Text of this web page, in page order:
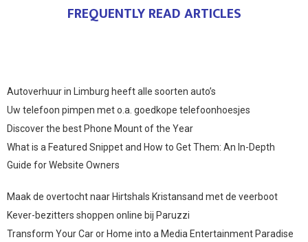
FREQUENTLY READ ARTICLES
Autoverhuur in Limburg heeft alle soorten auto’s
Uw telefoon pimpen met o.a. goedkope telefoonhoesjes
Discover the best Phone Mount of the Year
What is a Featured Snippet and How to Get Them: An In-Depth
Guide for Website Owners
Maak de overtocht naar Hirtshals Kristansand met de veerboot
Kever-bezitters shoppen online bij Paruzzi
Transform Your Car or Home into a Media Entertainment Paradise